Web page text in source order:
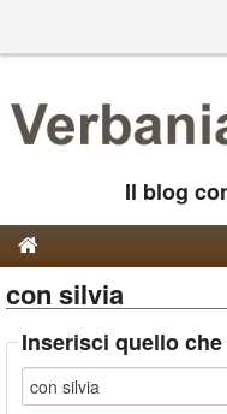
Il blog
Genesi e Storia
Contatti
con silvia
Inserisci quello